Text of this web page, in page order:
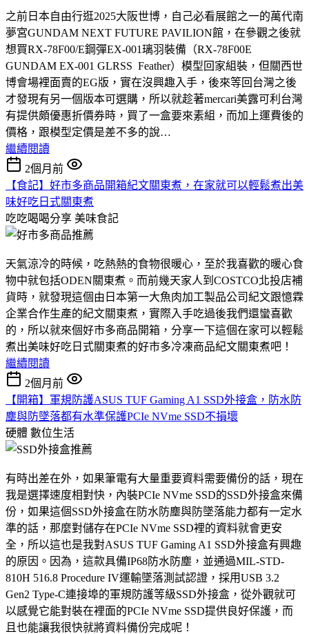
之前日本自由行逛2025大阪世博，自己必看展館之一的萬代南
夢宮GUNDAM NEXT FUTURE PAVILION館，在參觀之後就
想買RX-78F00/E鋼彈EX-001璃羽裝備（RX-78F00E
GUNDAM EX-001 GLRSS Feather）模型回家組裝，但關西世
博會場裡面賣的EG版，實在沒興趣入手，後來等回台灣之後
才發現有另一個版本可選購，所以就趁著mercari美露可利台灣
有提供頗優惠折價券時，買了一盒要來素組，而加上運費後的
價格，跟模型定價是差不多的說…
繼續閱讀
2個月前
【食記】好市多商品開箱紀文關東煮，在家就可以輕鬆煮出美
味好吃日式關東煮
吃吃喝喝分享 美味食記
天氣涼冷的時候，吃熱熱的食物很暖心，至於我喜歡的暖心食
物中就包括ODEN關東煮。而前幾天家人到COSTCO北投店補
貨時，就發現這個由日本第一大魚肉加工製品公司紀文跟憶霖
企業合作生產的紀文關東煮，實際入手吃過後我們還蠻喜歡
的，所以就來個好市多商品開箱，分享一下這個在家可以輕鬆
煮出美味好吃日式關東煮的好市多冷凍商品紀文關東煮吧！
繼續閱讀
2個月前
【開箱】軍規防護ASUS TUF Gaming A1 SSD外接盒，防水防
塵與防墜落都有水準保護PCIe NVme SSD不損壞
硬體 數位生活
有時出差在外，如果筆電有大量重要資料需要備份的話，現在
我是選擇速度相對快，內裝PCIe NVme SSD的SSD外接盒來備
份，如果這個SSD外接盒在防水防塵與防墜落能力都有一定水
準的話，那麼對儲存在PCIe NVme SSD裡的資料就會更安
全，所以這也是我對ASUS TUF Gaming A1 SSD外接盒有興趣
的原因。因為，這款具備IP68防水防塵，並通過MIL-STD-
810H 516.8 Procedure IV運輸墜落測試認證，採用USB 3.2
Gen2 Type-C連接埠的軍規防護等級SSD外接盒，從外觀就可
以感覺它能對裝在裡面的PCIe NVme SSD提供良好保護，而
且也能讓我很快就將資料備份完成呢！